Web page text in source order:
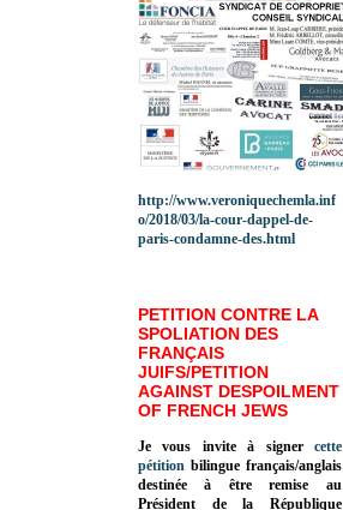
http://www.veroniquechemla.inf
o/2018/03/la-cour-dappel-de-
paris-condamne-des.html
PETITION CONTRE LA
SPOLIATION DES
FRANÇAIS
JUIFS/PETITION
AGAINST DESPOILMENT
OF FRENCH JEWS
Je vous invite à signer cette
pétition bilingue français/anglais
destinée à être remise au
Président de la République